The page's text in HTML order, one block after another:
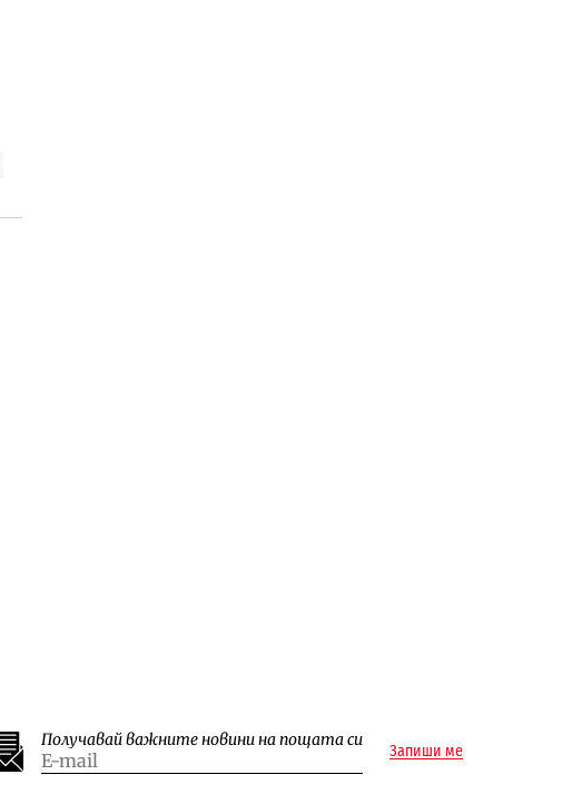
Получавай важните новини на пощата си
Запиши ме